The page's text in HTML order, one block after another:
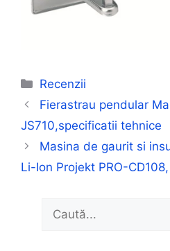
Categorii
Recenzii
Fierastrau pendular
JS710,specificatii tehnice
Masina de gaurit si
Li-Ion Projekt PRO-
Caută